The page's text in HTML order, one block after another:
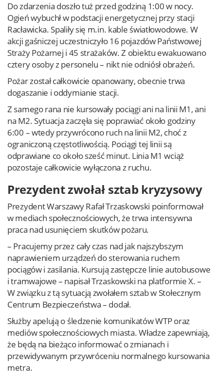
Do zdarzenia doszło tuż przed godziną 1:00 w nocy.
Ogień wybuchł w podstacji energetycznej przy stacji
Racławicka. Spaliły się m.in. kable światłowodowe. W
akcji gaśniczej uczestniczyło 16 pojazdów Państwowej
Straży Pożarnej i 45 strażaków. Z obiektu ewakuowano
cztery osoby z personelu – nikt nie odniósł obrażeń.
Pożar został całkowicie opanowany, obecnie trwa
dogaszanie i oddymianie stacji.
Z samego rana nie kursowały pociągi ani na linii M1, ani
na M2. Sytuacja zaczęła się poprawiać około godziny
6:00 – wtedy przywrócono ruch na linii M2, choć z
ograniczoną częstotliwością. Pociągi tej linii są
odprawiane co około sześć minut. Linia M1 wciąż
pozostaje całkowicie wyłączona z ruchu.
Prezydent zwołał sztab kryzysowy
Prezydent Warszawy Rafał Trzaskowski poinformował
w mediach społecznościowych, że trwa intensywna
praca nad usunięciem skutków pożaru.
– Pracujemy przez cały czas nad jak najszybszym
naprawieniem urządzeń do sterowania ruchem
pociągów i zasilania. Kursują zastępcze linie autobusowe
i tramwajowe – napisał Trzaskowski na platformie X. –
W związku z tą sytuacją zwołałem sztab w Stołecznym
Centrum Bezpieczeństwa – dodał.
Służby apelują o śledzenie komunikatów WTP oraz
mediów społecznościowych miasta. Władze zapewniają,
że będą na bieżąco informować o zmianach i
przewidywanym przywróceniu normalnego kursowania
metra.